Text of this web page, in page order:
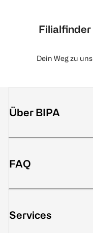
Filialfinder
Dein Weg zu uns
Über BIPA
FAQ
Services